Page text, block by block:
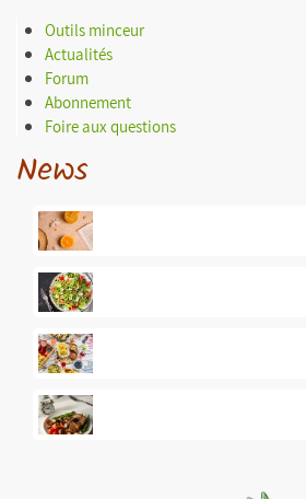
Outils minceur
Actualités
Forum
Abonnement
Foire aux questions
News